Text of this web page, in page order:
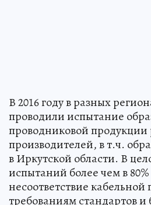
В 2016 году в разных
проводили испытание
проводниковой
производителей, в т.ч.
в Иркутской области. В
испытаний более чем в
несоответствие
требованиям стандартов и